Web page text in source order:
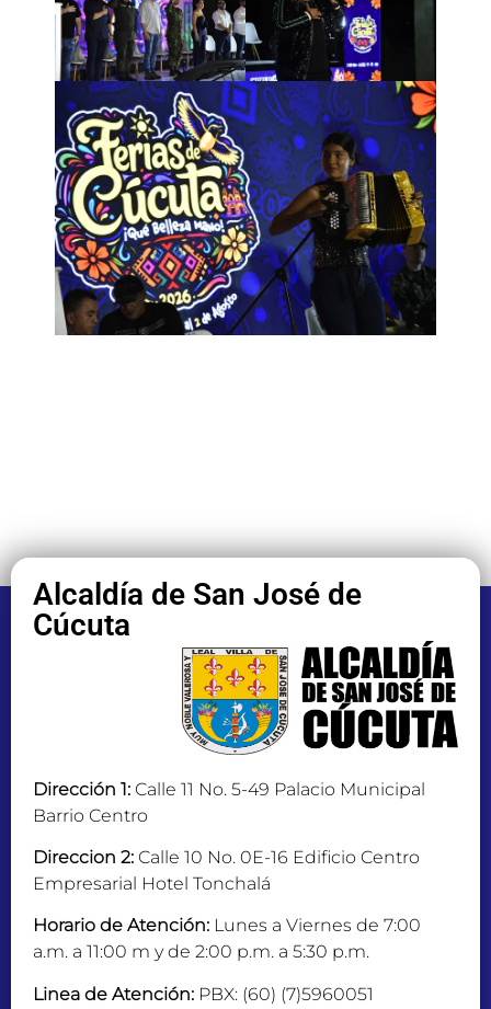
Alcaldía de San José de
Cúcuta
Dirección 1: Calle 11 No. 5-49 Palacio Municipal
Barrio Centro
Direccion 2: Calle 10 No. 0E-16 Edificio Centro
Empresarial Hotel Tonchalá
Horario de Atención: Lunes a Viernes de 7:00
a.m. a 11:00 m y de 2:00 p.m. a 5:30 p.m.
Linea de Atención: PBX: (60) (7)5960051